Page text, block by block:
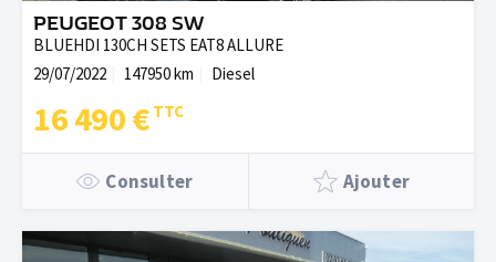
PEUGEOT 308 SW
BLUEHDI 130CH SETS EAT8 ALLURE
29/07/2022
147950 km Diesel
16 490 €
Consulter Ajouter